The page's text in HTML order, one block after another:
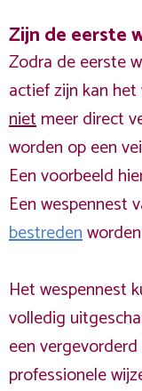
Zijn de eerste
Zodra de eerste
actief zijn kan
nietmeer direct
worden op een
Een voorbeeld
Een wespennest
bestredenworden
Het wespennest
volledig
een
professionele